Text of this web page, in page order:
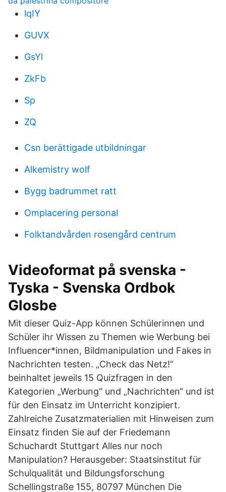
lqIY
GUVX
GsYl
ZkFb
Sp
ZQ
Csn berättigade utbildningar
Alkemistry wolf
Bygg badrummet ratt
Omplacering personal
Folktandvården rosengård centrum
Videoformat på svenska -
Tyska - Svenska Ordbok
Glosbe
Mit dieser Quiz-App können Schülerinnen und
Schüler ihr Wissen zu Themen wie Werbung bei
Influencer*innen, Bildmanipulation und Fakes in
Nachrichten testen. „Check das Netz!“
beinhaltet jeweils 15 Quizfragen in den
Kategorien „Werbung“ und „Nachrichten“ und ist
für den Einsatz im Unterricht konzipiert.
Zahlreiche Zusatzmaterialien mit Hinweisen zum
Einsatz finden Sie auf der Friedemann
Schuchardt Stuttgart Alles nur noch
Manipulation? Herausgeber: Staatsinstitut für
Schulqualität und Bildungsforschung
Schellingstraße 155, 80797 München Die